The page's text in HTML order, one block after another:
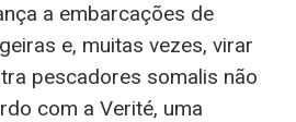
a embarcações de
e, muitas vezes, virar
pescadores somalis não
com a Verité, uma